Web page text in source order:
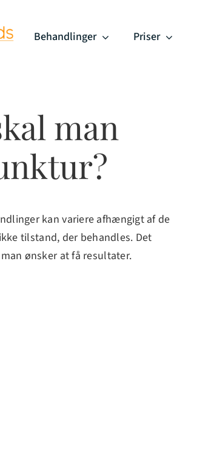
Behandlinger Priser
man
kan variere afhængigt af de
tilstand, der behandles. Det
ønsker at få resultater.